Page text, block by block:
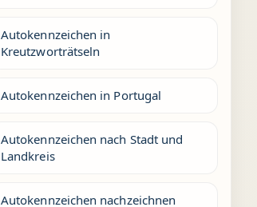
Autokennzeichen in
Kreutzworträtseln
Autokennzeichen in Portugal
Autokennzeichen nach Stadt und
Landkreis
Autokennzeichen nachzeichnen